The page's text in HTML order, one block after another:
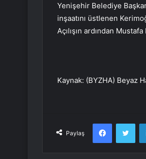
Yenişehir Belediye
inşaatını üstlenen
Açılışın ardından
Kaynak: (BYZHA) Beyaz
Paylaş
Facebook